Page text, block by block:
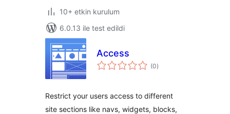
10+ etkin kurulum
6.0.13 ile test edildi
Access
(0toplam
puan
)
Restrict your users access to different
site sections like navs, widgets, blocks,